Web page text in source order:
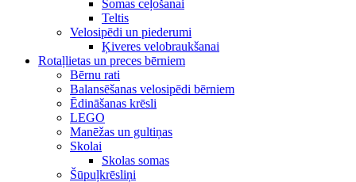
Somas ceļošanai
Teltis
Velosipēdi un piederumi
Ķiveres velobraukšanai
Rotaļlietas un preces bērniem
Bērnu rati
Balansēšanas velosipēdi bērniem
Ēdināšanas krēsli
LEGO
Manēžas un gultiņas
Skolai
Skolas somas
Šūpuļkrēsliņi